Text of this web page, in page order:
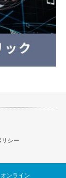
シー
ンライン